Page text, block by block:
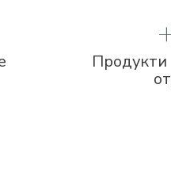
Продукти